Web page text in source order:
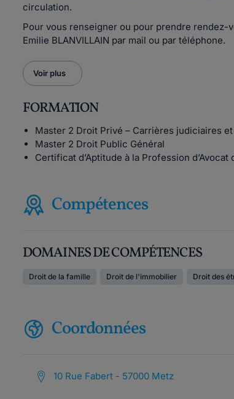
circulation.
Pour vous renseigner ou pour prendre
Emilie BLANVILLAIN par mail ou par téléphone.
Voir plus
FORMATION
Master 2 Droit Privé – Carrières judiciaires
Master 2 Droit Public Général
Certificat d’Aptitude à la Profession
Compétences
DOMAINES DE COMPÉTENCES
Droit de la famille Droit de l'immobilier Droit des
Coordonnées
10 Rue Fabert - 57000 Metz